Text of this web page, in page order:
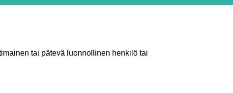
tai pätevä luonnollinen henkilö tai